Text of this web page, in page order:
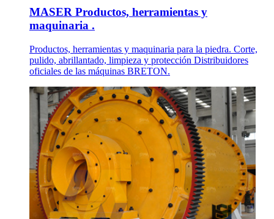
MASER Productos, herramientas y
maquinaria .
Productos, herramientas y maquinaria para la piedra. Corte,
pulido, abrillantado, limpieza y protección Distribuidores
oficiales de las máquinas BRETON.